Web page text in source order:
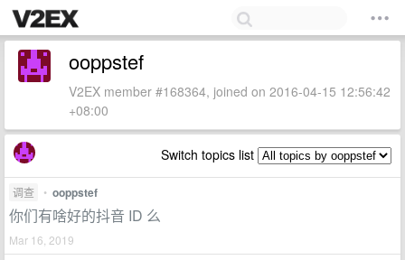
ooppstef
V2EX member #168364, joined on 2016-04-15 12:56:42
+08:00
Switch topics list
调查 • ooppstef
你们有啥好的抖音 ID 么
Mar 16, 2019